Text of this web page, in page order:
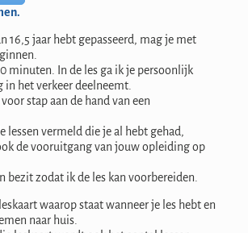
16,5 jaar hebt gepasseerd, mag je met
minuten. In de les ga ik je persoonlijk
in het verkeer deelneemt.
stap aan de hand van een
lessen vermeld die je al hebt gehad,
de vooruitgang van jouw opleiding op
bezit zodat ik de les kan voorbereiden.
waarop staat wanneer je les hebt en
naar huis.